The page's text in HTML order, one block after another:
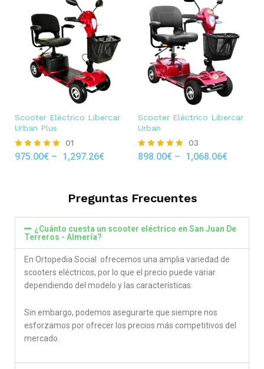
Scooter Eléctrico Libercar
Urban Plus
Rated
01
975.00€ – 1,297.26€
Scooter Eléctrico Libercar
Urban
Rated
03
898.00€ – 1,068.06€
Preguntas Frecuentes
¿Cuánto cuesta un scooter eléctrico en San Juan De
Terreros - Almería?
En Ortopedia Social ofrecemos una amplia variedad de
scooters eléctricos, por lo que el precio puede variar
dependiendo del modelo y las características.
Sin embargo, podemos asegurarte que siempre nos
esforzamos por ofrecer los precios más competitivos del
mercado.